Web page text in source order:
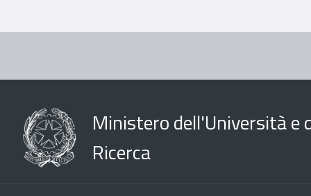
Ministero dell'Università e
Ricerca